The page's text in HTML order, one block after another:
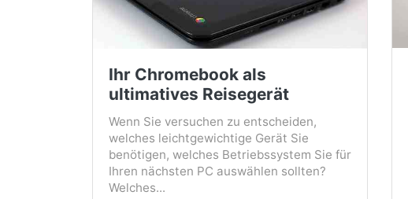
Ihr Chromebook als
ultimatives Reisegerät
Wenn Sie versuchen zu entscheiden,
welches leichtgewichtige Gerät Sie
benötigen, welches Betriebssystem Sie für
Ihren nächsten PC auswählen sollten?
Welches...